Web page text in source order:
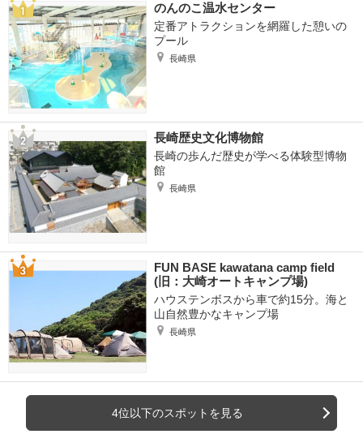
のんのこ温水センター
定番アトラクションを網羅した憩いの
プール
長崎県
長崎歴史文化博物館
長崎の歩んだ歴史が学べる体験型博物
館
長崎県
FUN BASE kawatana camp field
(旧：大崎オートキャンプ場)
ハウステンボスから車で約15分。海と
山自然豊かなキャンプ場
長崎県
4位以下のスポットを見る